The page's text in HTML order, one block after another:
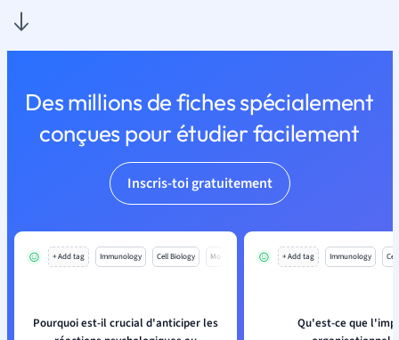
Des millions de fiches spécialement
conçues pour étudier facilement
Inscris-toi gratuitement
+ Add tag Immunology Cell Biology Mo
Pourquoi est-il crucial d'anticiper les
+ Add tag Immunology
Qu'est-ce que